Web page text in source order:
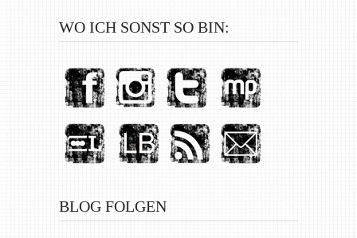
WO ICH SONST SO BIN:
BLOG FOLGEN